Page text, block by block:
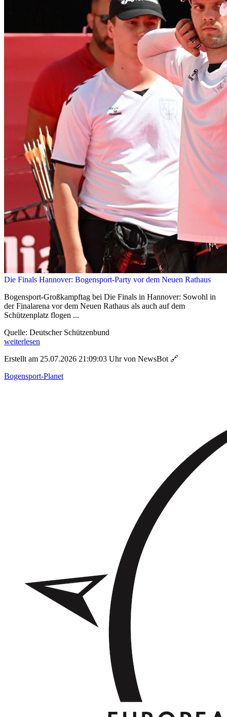
Die Finals Hannover: Bogensport-Party vor dem Neuen Rathaus
Bogensport-Großkampftag bei Die Finals in Hannover: Sowohl in
der Finalarena vor dem Neuen Rathaus als auch auf dem
Schützenplatz flogen ...
Quelle: Deutscher Schützenbund
weiterlesen
Erstellt am 25.07.2026 21:09:03 Uhr von NewsBot 🔗
Bogensport-Planet